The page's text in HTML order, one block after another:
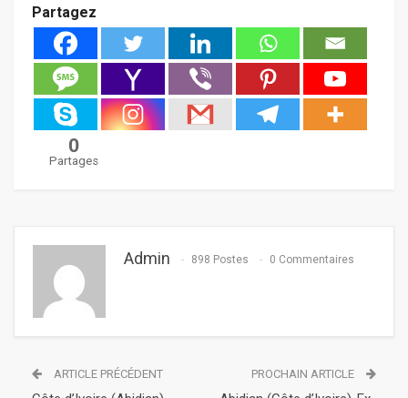
Partagez
0
Partages
Admin 898 Postes 0 Commentaires
ARTICLE PRÉCÉDENT PROCHAIN ARTICLE